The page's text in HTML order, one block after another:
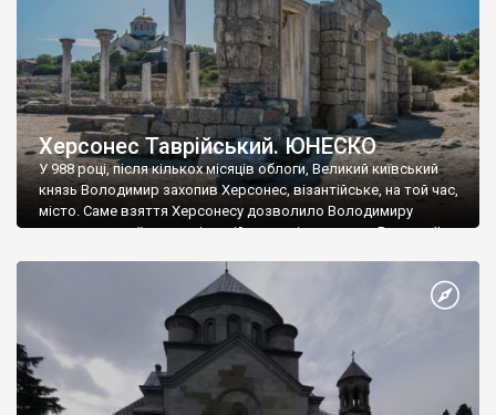
Херсонес Таврійський. ЮНЕСКО
У 988 році, після кількох місяців облоги, Великий київський
князь Володимир захопив Херсонес, візантійське, на той час,
місто. Саме взяття Херсонесу дозволило Володимиру
диктувати свої умови візантійському імператору Василю ІІ, та
Херсонесі Володимир-язичник, став Василем-християнином.
А потім було Хрещення Русі. На честь Херсонесу Таврійського